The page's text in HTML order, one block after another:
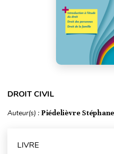
DROIT CIVIL
Auteur(s) : Piédelièvre Stéphane
LIVRE